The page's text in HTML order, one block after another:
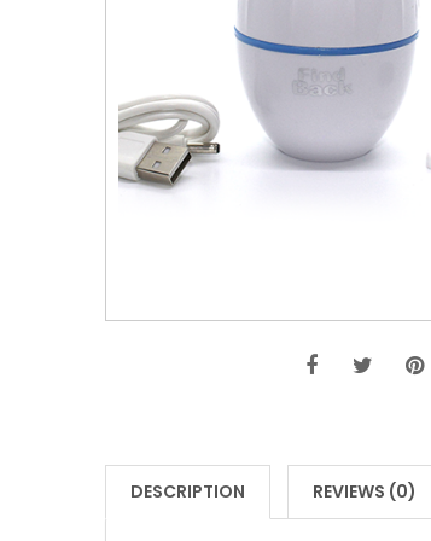
DESCRIPTION REVIEWS (0)